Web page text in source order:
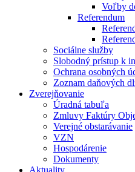
Voľby
Referendum
Sociálne služby
Slobodný prístup k
Ochrana osobných
Zoznam daňových
Zverejňovanie
Úradná tabuľa
Zmluvy Faktúry
Verejné obstarávanie
VZN
Hospodárenie
Dokumenty
Aktuality